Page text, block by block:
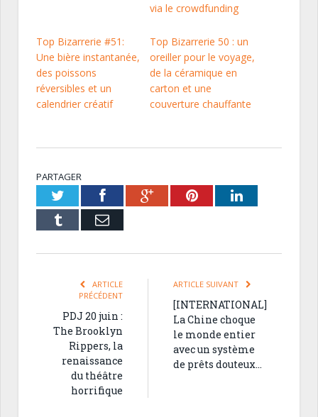
via le crowdfunding
Top Bizarrerie #51:
Une bière instantanée,
des poissons
réversibles et un
calendrier créatif
Top Bizarrerie 50 : un
oreiller pour le voyage,
de la céramique en
carton et une
couverture chauffante
PARTAGER
TwitterFacebookGoogle+PinterestLinkedIn
Tumblr Email
ARTICLE
PRÉCÉDENT
PDJ 20 juin :
The Brooklyn
Rippers, la
renaissance
du théâtre
horrifique
ARTICLE SUIVANT
[INTERNATIONAL]
La Chine choque
le monde entier
avec un système
de prêts douteux…